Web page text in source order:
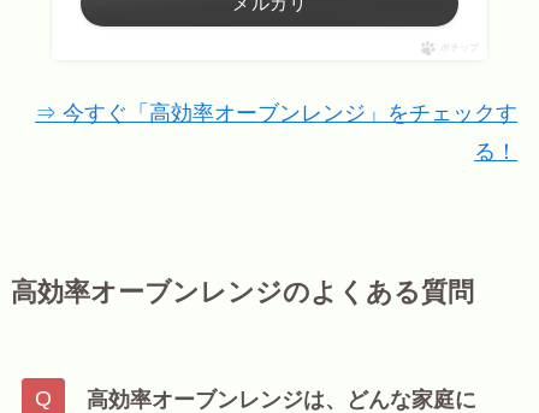
ポチップ
⇒ 今すぐ「高効率オーブンレンジ」をチェックす
る！
高効率オーブンレンジのよくある質問
高効率オーブンレンジは、どんな家庭に